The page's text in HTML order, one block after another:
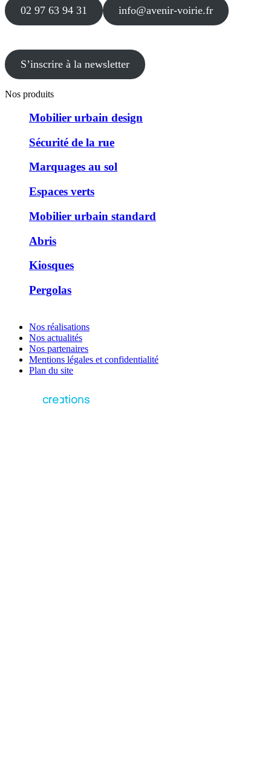
02 97 63 94 31 info@avenir-voirie.fr
S’inscrire à la newsletter
Nos produits
Mobilier urbain design
Sécurité de la rue
Marquages au sol
Espaces verts
Mobilier urbain standard
Abris
Kiosques
Pergolas
Nos réalisations
Nos actualités
Nos partenaires
Mentions légales et confidentialité
Plan du site